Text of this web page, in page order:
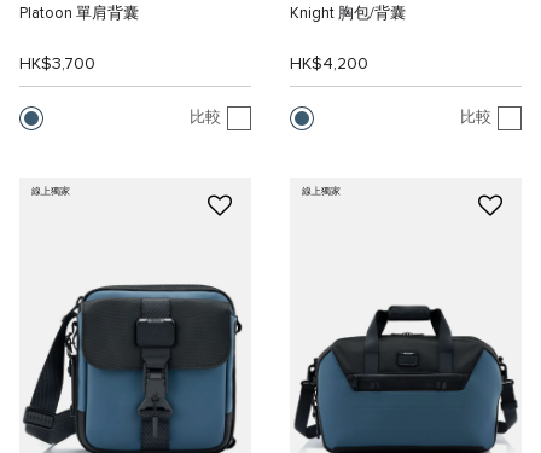
Platoon 單肩背囊
HK$3,700
比較
Knight 胸包/背囊
HK$4,200
比較
線上獨家 線上獨家